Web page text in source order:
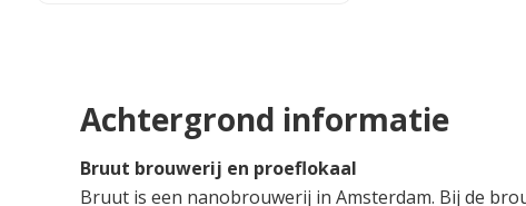
Achtergrond informatie
Bruut brouwerij en proeflokaal
Bruut is een nanobrouwerij in Amsterdam. Bij de